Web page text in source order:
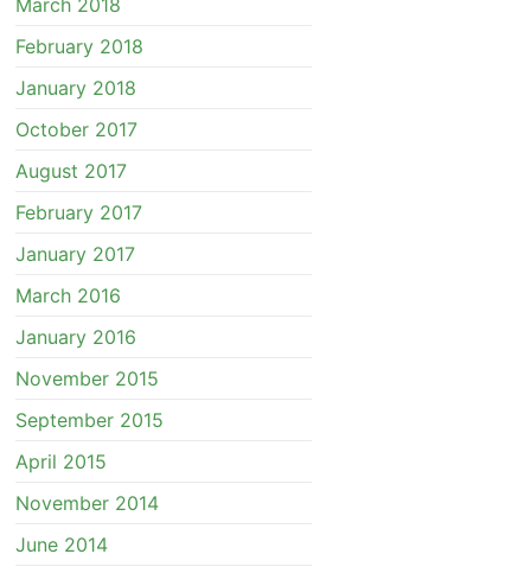
March 2018
February 2018
January 2018
October 2017
August 2017
February 2017
January 2017
March 2016
January 2016
November 2015
September 2015
April 2015
November 2014
June 2014